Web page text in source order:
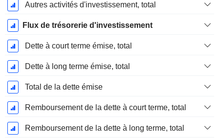
Autres activités d'investissement, total
Flux de trésorerie d'investissement
Dette à court terme émise, total
Dette à long terme émise, total
Total de la dette émise
Remboursement de la dette à court terme, total
Remboursement de la dette à long terme, total